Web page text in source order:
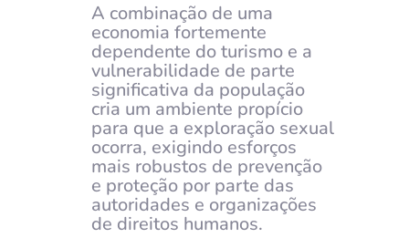
A combinação de uma
economia fortemente
dependente do turismo e a
vulnerabilidade de parte
significativa da população
cria um ambiente propício
para que a exploração sexual
ocorra, exigindo esforços
mais robustos de prevenção
e proteção por parte das
autoridades e organizações
de direitos humanos.